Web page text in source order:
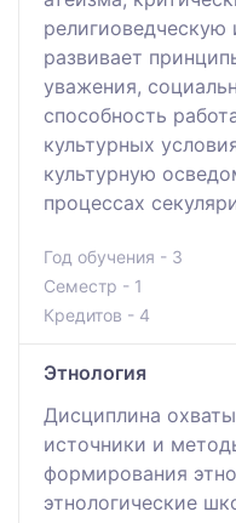
развивает
уважения,
способность
культурных
культурную
процессах
Год обучения - 3
Семестр - 1
Кредитов - 4
Этнология
Дисциплина
источники и
формирования
этнологические